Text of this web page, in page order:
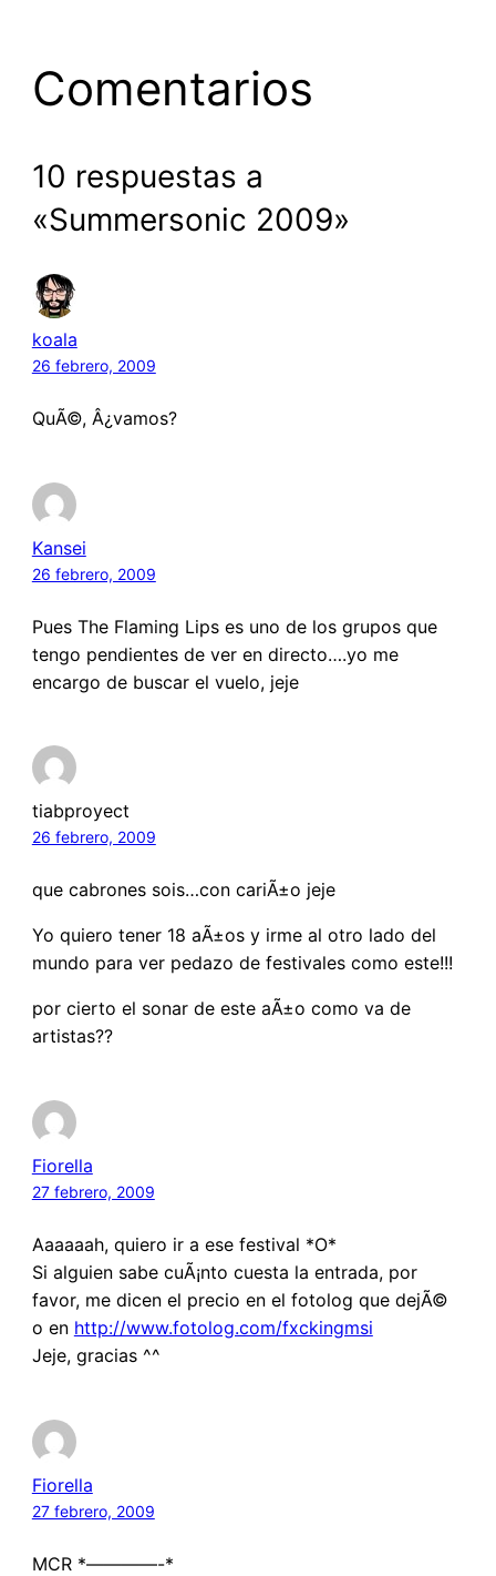
Comentarios
10 respuestas a
«Summersonic 2009»
koala
26 febrero, 2009
QuÃ©, Â¿vamos?
Kansei
26 febrero, 2009
Pues The Flaming Lips es uno de los grupos que
tengo pendientes de ver en directo….yo me
encargo de buscar el vuelo, jeje
tiabproyect
26 febrero, 2009
que cabrones sois…con cariÃ±o jeje
Yo quiero tener 18 aÃ±os y irme al otro lado del
mundo para ver pedazo de festivales como este!!!
por cierto el sonar de este aÃ±o como va de
artistas??
Fiorella
27 febrero, 2009
Aaaaaah, quiero ir a ese festival *O*
Si alguien sabe cuÃ¡nto cuesta la entrada, por
favor, me dicen el precio en el fotolog que dejÃ©
o en http://www.fotolog.com/fxckingmsi
Jeje, gracias ^^
Fiorella
27 febrero, 2009
MCR *————-*